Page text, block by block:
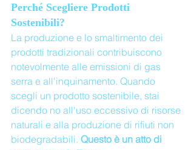
Perché Scegliere Prodotti
Sostenibili?
La produzione e lo smaltimento dei
prodotti tradizionali contribuiscono
notevolmente alle emissioni di gas
serra e all'inquinamento. Quando
scegli un prodotto sostenibile, stai
dicendo no all'uso eccessivo di risorse
naturali e alla produzione di rifiuti non
biodegradabili. Questo è un atto di